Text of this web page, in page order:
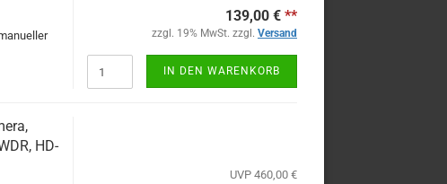
139,00 € **
zzgl. 19% MwSt. zzgl. Versand
IN DEN WARENKORB
HD-
UVP 460,00 €